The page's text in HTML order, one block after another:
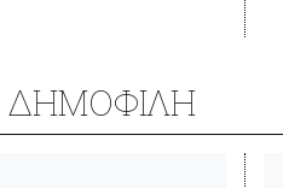
ΔΗΜΟΦΙΛΗ